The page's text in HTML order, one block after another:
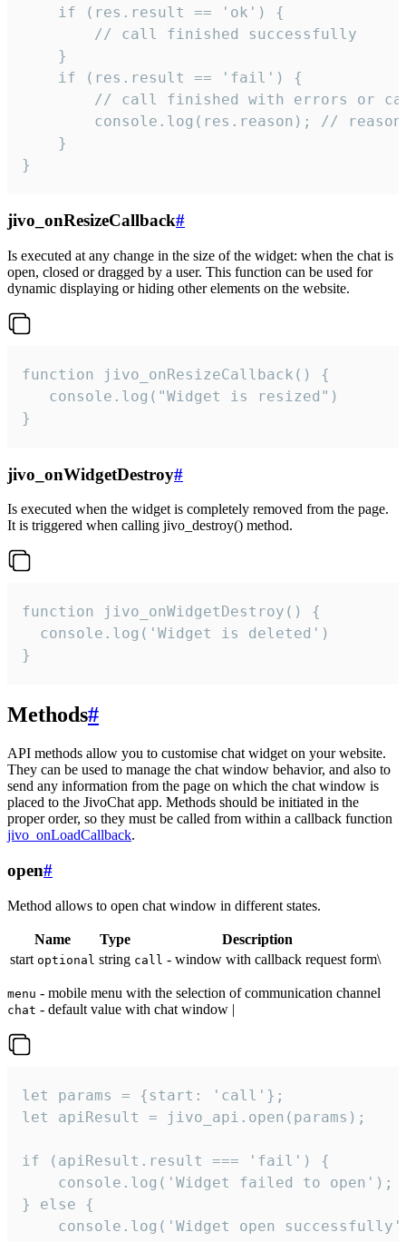
    if (res.result == 'ok') {
        // call finished successfully
    }
    if (res.result == 'fail') {
// call finished with errors or
console.log(res.reason); //
    }
}
jivo_onResizeCallback#
Is executed at any change in the size of the widget: when the chat is
open, closed or dragged by a user. This function can be used for
dynamic displaying or hiding other elements on the website.
function jivo_onResizeCallback() {
   console.log("Widget is resized")
}
jivo_onWidgetDestroy#
Is executed when the widget is completely removed from the page.
It is triggered when calling jivo_destroy() method.
function jivo_onWidgetDestroy() {
  console.log('Widget is deleted')
}
Methods#
API methods allow you to customise chat widget on your website.
They can be used to manage the chat window behavior, and also to
send any information from the page on which the chat window is
placed to the JivoChat app. Methods should be initiated in the
proper order, so they must be called from within a callback function
jivo_onLoadCallback.
open#
Method allows to open chat window in different states.
Name Type
Description
start optional string call - window with callback request form\
menu - mobile menu with the selection of communication channel
chat - default value with chat window |
let params = {start: 'call'};
let apiResult = jivo_api.open(params);
if (apiResult.result === 'fail') {
    console.log('Widget failed to open');
} else {
console.log('Widget open